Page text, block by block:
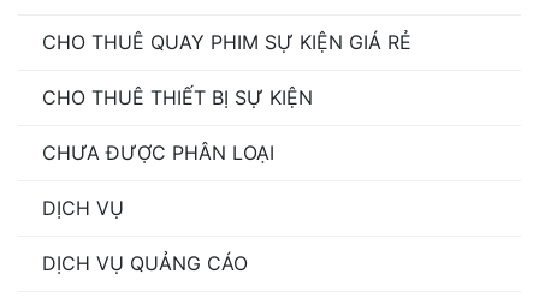
CHO THUÊ QUAY PHIM SỰ KIỆN GIÁ RẺ
CHO THUÊ THIẾT BỊ SỰ KIỆN
CHƯA ĐƯỢC PHÂN LOẠI
DỊCH VỤ
DỊCH VỤ QUẢNG CÁO